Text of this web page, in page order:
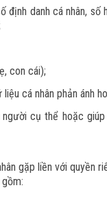
định danh cá nhân,
con cái);
cá nhân phản ánh
cụ thể hoặc
gặp liền với quyền